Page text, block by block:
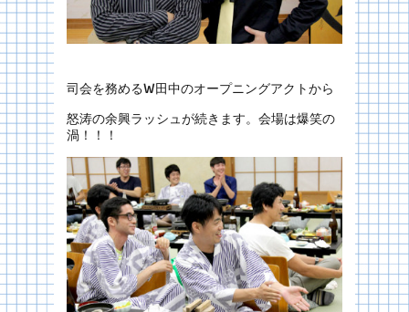
司会を務めるW田中のオープニングアクトから
怒涛の余興ラッシュが続きます。会場は爆笑の
渦！！！